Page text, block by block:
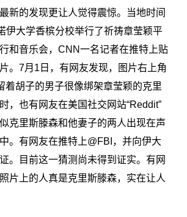
新的发现更让人觉得震惊。当地时间
伊大学香槟分校举行了祈祷章莹颖平
和音乐会，CNN一名记者在推特上贴
。7月1日，有网友发现，图片右上角
着胡子的男子很像绑架章莹颖的克里
，也有网友在美国社交网站“Reddit”
克里斯滕森和他妻子的两人出现在声
。有网友在推特上@FBI，并向伊大
。目前这一猜测尚未得到证实。有网
片上的人真是克里斯滕森，实在让人